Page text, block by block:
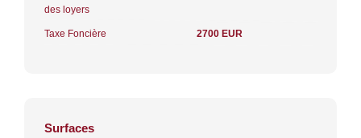
des loyers
Taxe Foncière 2700 EUR
Surfaces